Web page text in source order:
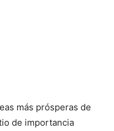
más prósperas de
de importancia